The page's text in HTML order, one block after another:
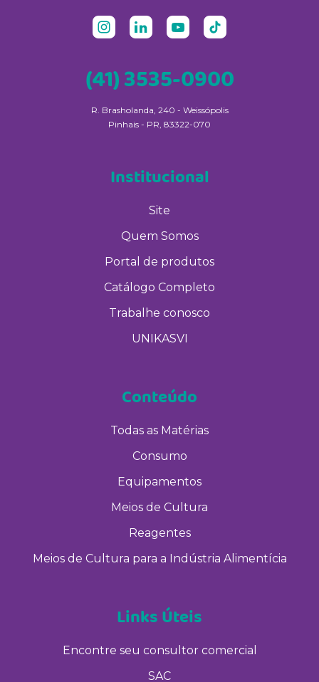
(41) 3535-0900
R. Brasholanda, 240 - Weissópolis
Pinhais - PR, 83322-070
Institucional
Site
Quem Somos
Portal de produtos
Catálogo Completo
Trabalhe conosco
UNIKASVI
Conteúdo
Todas as Matérias
Consumo
Equipamentos
Meios de Cultura
Reagentes
Meios de Cultura para a Indústria Alimentícia
Links Úteis
Encontre seu consultor comercial
SAC